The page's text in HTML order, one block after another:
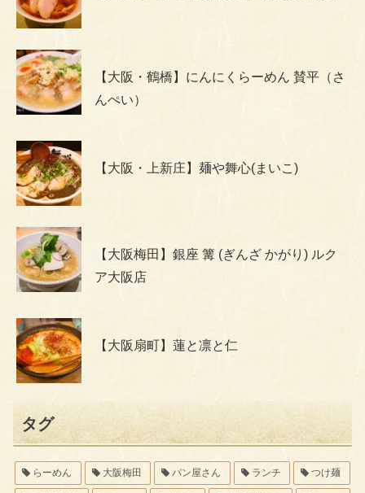
【大阪・鶴橋】にんにくらーめん 賛平（さ
んぺい）
【大阪・上新庄】麺や舞心(まいこ)
【大阪梅田】銀座 篝 (ぎんざ かがり) ルク
ア大阪店
【大阪扇町】蓮と凛と仁
タグ
らーめん 大阪梅田 パン屋さん ランチ つけ麺